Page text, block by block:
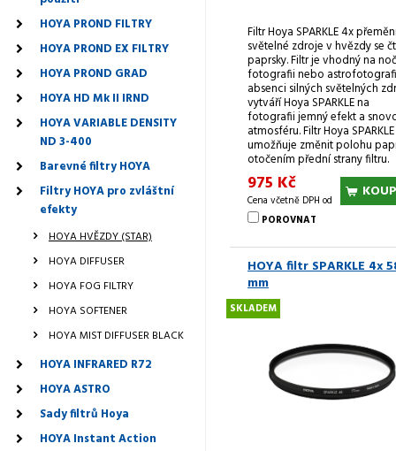
Filtr Hoya SPARKLE 4x
světelné zdroje v hvězdy se
paprsky. Filtr je vhodný na
fotografii nebo
absenci silných světelných
vytváří Hoya SPARKLE na
fotografii jemný efekt a
atmosféru. Filtr Hoya SPARKLE
umožňuje změnit polohu
otočením přední strany filtru.
975 Kč
Cena včetně DPH od
POROVNAT
HOYA filtr SPARKLE 4x
mm
SKLADEM
HOYA PROND FILTRY
HOYA PROND EX FILTRY
HOYA PROND GRAD
HOYA HD Mk II IRND
HOYA VARIABLE DENSITY
ND 3-400
Barevné filtry HOYA
Filtry HOYA pro zvláštní
efekty
HOYA HVĚZDY (STAR)
HOYA DIFFUSER
HOYA FOG FILTRY
HOYA SOFTENER
HOYA MIST DIFFUSER BLACK
HOYA INFRARED R72
HOYA ASTRO
Sady filtrů Hoya
HOYA Instant Action